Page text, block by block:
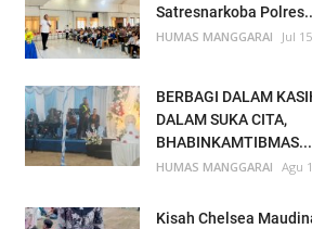
Satresnarkoba
HUMAS MANGGARAI Jul
BERBAGI DALAM
DALAM SUKA CITA,
BHABINKAMTIBMAS...
HUMAS MANGGARAI Agu
Kisah Chelsea